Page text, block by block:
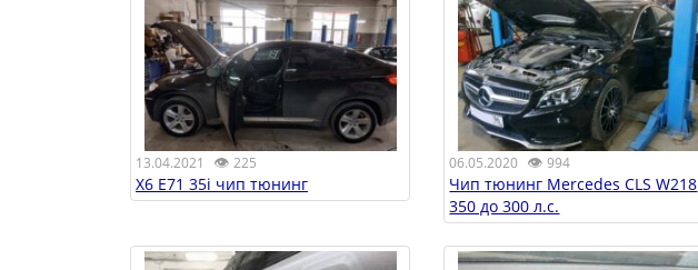
13.04.2021 👁 225
X6 E71 35i чип тюнинг
06.05.2020 👁994
Чип тюнинг Mercedes CLS W218
350 до 300 л.с.